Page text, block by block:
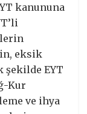
kanununa
eksik
şekilde EYT
Kur
ve ihya